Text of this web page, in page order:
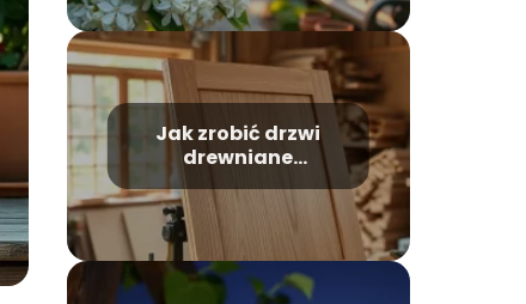
Jak zrobić drzwi
drewniane
zewnętrzne?